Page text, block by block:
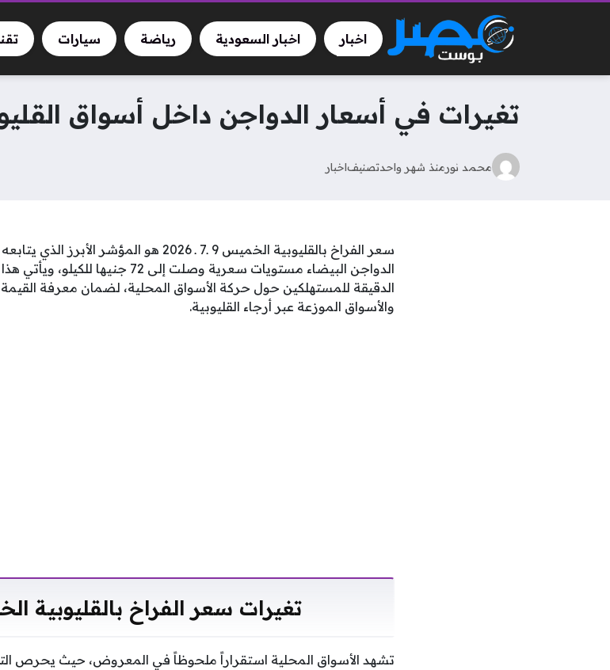
اخبار اخبار السعودية رياضة سيارات
تغيرات في أسعار الدواجن داخل أسواق القليوبية
محمد نورمنذ شهر واحدتصنيفاخبار
سعر الفراخ بالقليوبية الخميس 9 ـ7 ـ 2026
الدواجن البيضاء مستويات سعرية وصلت
الدقيقة للمستهلكين حول حركة الأسواق المحلية، لضمان معرفة
والأسواق الموزعة عبر أرجاء القليوبية.
تغيرات سعر الفراخ بالقليوبية الخميس 9
تشهد الأسواق المحلية استقراراً ملحوظاً في المعروض، حيث يحرص